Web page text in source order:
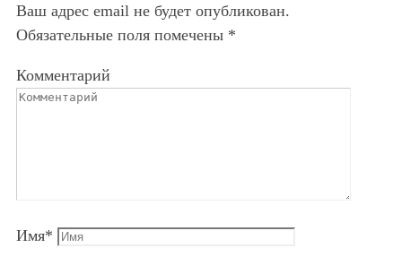
Ваш адрес email не будет опубликован.
Обязательные поля помечены *
Комментарий
Имя*